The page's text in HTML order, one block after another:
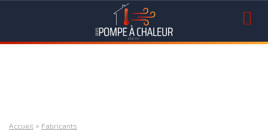
Accueil > Fabricants